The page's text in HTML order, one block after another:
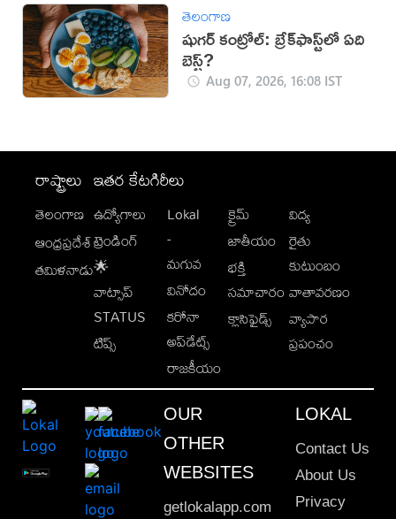
తెలంగాణ
షుగర్ కంట్రోల్: బ్రేక్‌ఫాస్ట్‌లో ఏది
బెస్ట్?
Aug 07, 2026, 16:08 IST
రాష్ట్రాలు
తెలంగాణ
ఆంధ్రప్రదేశ్
తమిళనాడు
ఇతర కేటగిరీలు
ఉద్యోగాలు
ట్రెండింగ్
🌟
వాట్సాప్
STATUS
టిప్స్
Lokal
-
మగువ
వినోదం
కరోనా
అప్‌డేట్స్
రాజకీయం
క్రైమ్
జాతీయం
భక్తి
సమాచారం
క్లాసిఫైడ్స్
విద్య
రైతు
కుటుంబం
వాతావరణం
వ్యాపార
ప్రపంచం
OUR
OTHER
WEBSITES
getlokalapp.com
LOKAL
Contact Us
About Us
Privacy